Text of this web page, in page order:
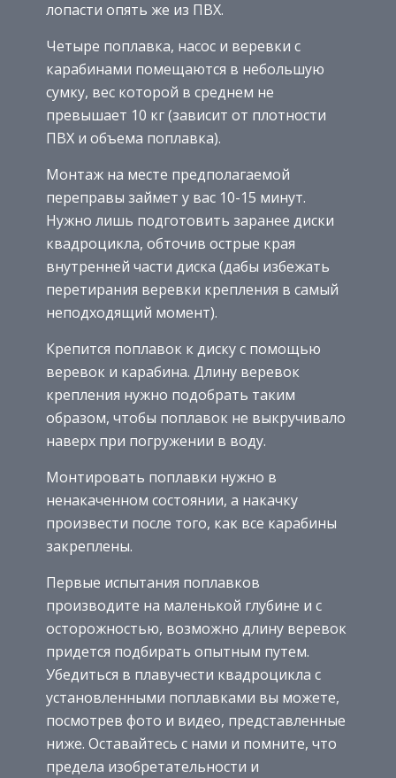
лопасти опять же из ПВХ.
Четыре поплавка, насос и веревки с
карабинами помещаются в небольшую
сумку, вес которой в среднем не
превышает 10 кг (зависит от плотности
ПВХ и объема поплавка).
Монтаж на месте предполагаемой
переправы займет у вас 10-15 минут.
Нужно лишь подготовить заранее диски
квадроцикла, обточив острые края
внутренней части диска (дабы избежать
перетирания веревки крепления в самый
неподходящий момент).
Крепится поплавок к диску с помощью
веревок и карабина. Длину веревок
крепления нужно подобрать таким
образом, чтобы поплавок не выкручивало
наверх при погружении в воду.
Монтировать поплавки нужно в
ненакаченном состоянии, а накачку
произвести после того, как все карабины
закреплены.
Первые испытания поплавков
производите на маленькой глубине и с
осторожностью, возможно длину веревок
придется подбирать опытным путем.
Убедиться в плавучести квадроцикла с
установленными поплавками вы можете,
посмотрев фото и видео, представленные
ниже. Оставайтесь с нами и помните, что
предела изобретательности и